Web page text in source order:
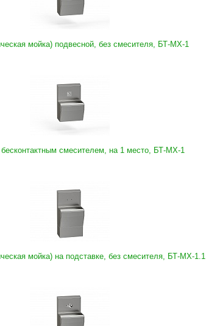
мойка) подвесной, без смесителя, БТ-МХ-1
бесконтактным смесителем, на 1 место, БТ-МХ-1
мойка) на подставке, без смесителя, БТ-МХ-1.1